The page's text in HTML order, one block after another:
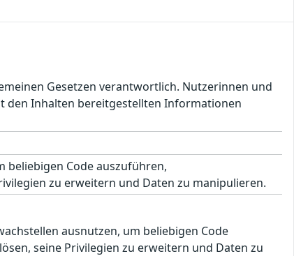
Gesetzen verantwortlich. Nutzerinnen und
den Inhalten bereitgestellten Informationen
beliebigen Code auszuführen,
zu erweitern und Daten zu manipulieren.
ausnutzen, um beliebigen Code
seine Privilegien zu erweitern und Daten zu